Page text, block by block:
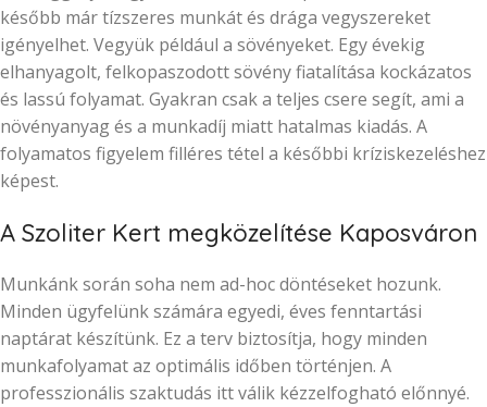
később már tízszeres munkát és drága vegyszereket
igényelhet. Vegyük például a sövényeket. Egy évekig
elhanyagolt, felkopaszodott sövény fiatalítása kockázatos
és lassú folyamat. Gyakran csak a teljes csere segít, ami a
növényanyag és a munkadíj miatt hatalmas kiadás. A
folyamatos figyelem filléres tétel a későbbi kríziskezeléshez
képest.
A Szoliter Kert megközelítése Kaposváron
Munkánk során soha nem ad-hoc döntéseket hozunk.
Minden ügyfelünk számára egyedi, éves fenntartási
naptárat készítünk. Ez a terv biztosítja, hogy minden
munkafolyamat az optimális időben történjen. A
professzionális szaktudás itt válik kézzelfogható előnnyé.